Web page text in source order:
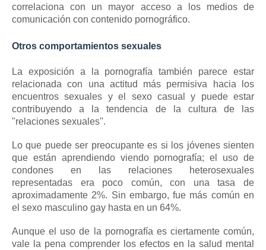
correlaciona con un mayor acceso a los medios de
comunicación con contenido pornográfico.
Otros comportamientos sexuales
La exposición a la pornografía también parece estar
relacionada con una actitud más permisiva hacia los
encuentros sexuales y el sexo casual y puede estar
contribuyendo a la tendencia de la cultura de las
"relaciones sexuales".
Lo que puede ser preocupante es si los jóvenes sienten
que están aprendiendo viendo pornografía; el uso de
condones en las relaciones heterosexuales
representadas era poco común, con una tasa de
aproximadamente 2%. Sin embargo, fue más común en
el sexo masculino gay hasta en un 64%.
Aunque el uso de la pornografía es ciertamente común,
vale la pena comprender los efectos en la salud mental